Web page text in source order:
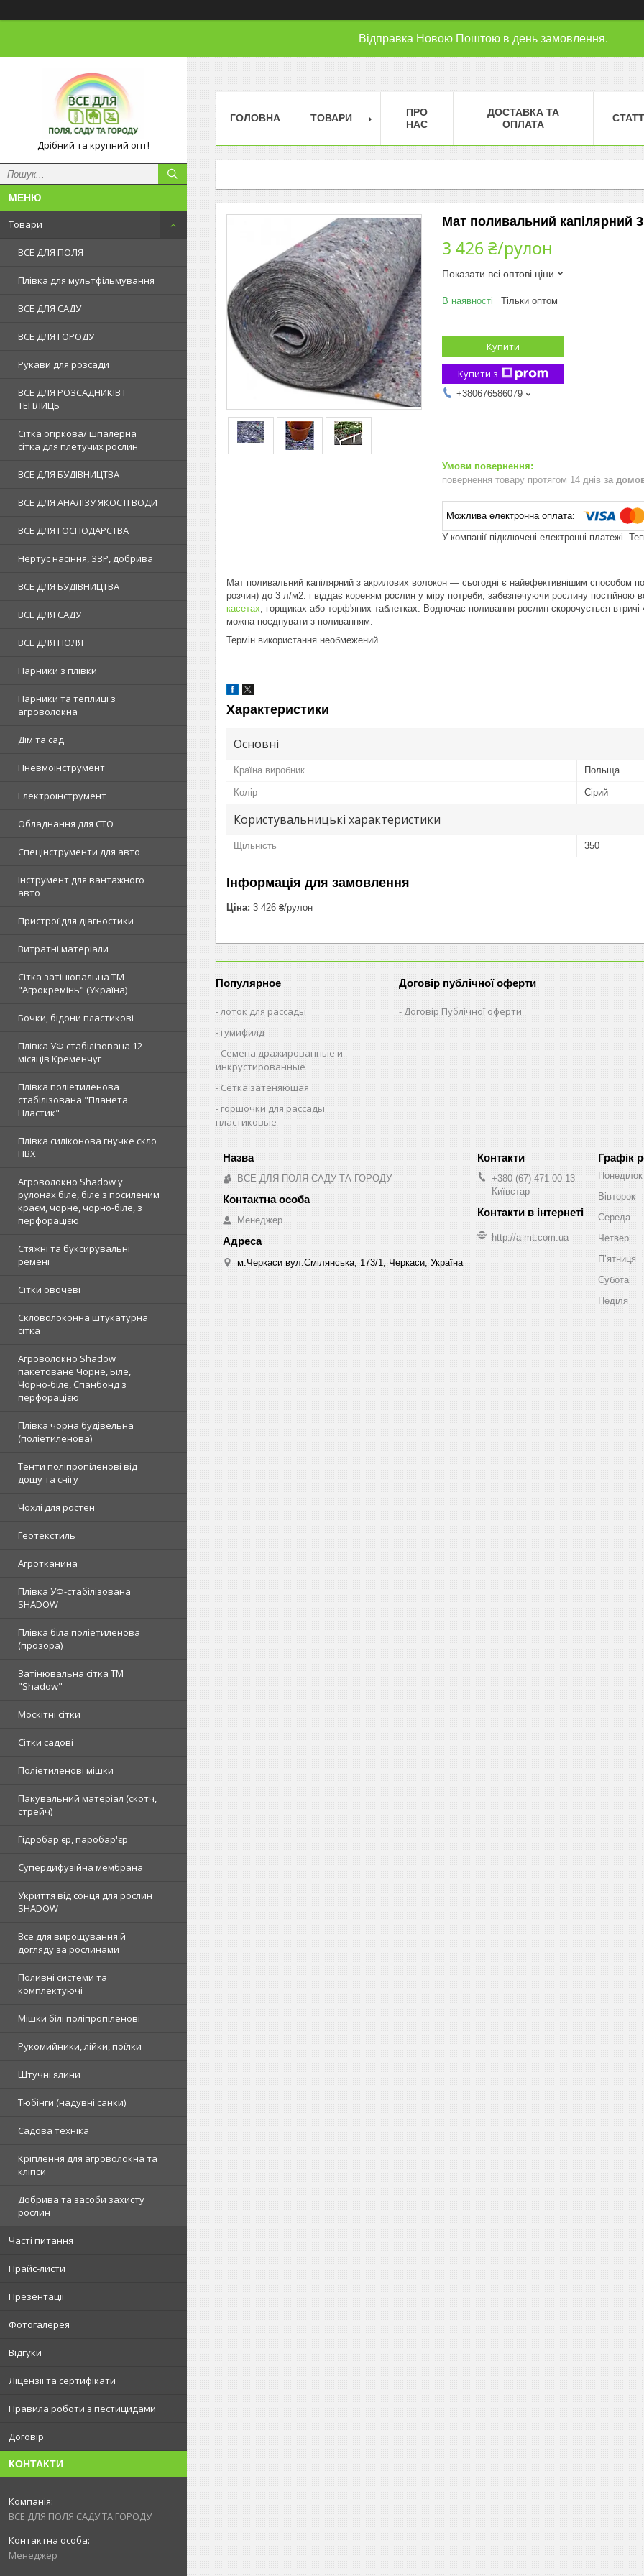
Відправка Новою Поштою в день замовлення.
Дрібний та крупний опт!
Товари
ВСЕ ДЛЯ ПОЛЯ
Плівка для мультфільмування
ВСЕ ДЛЯ САДУ
ВСЕ ДЛЯ ГОРОДУ
Рукави для розсади
ВСЕ ДЛЯ РОЗСАДНИКІВ І
ТЕПЛИЦЬ
Сітка огіркова/ шпалерна
сітка для плетучих рослин
ВСЕ ДЛЯ БУДІВНИЦТВА
ВСЕ ДЛЯ АНАЛІЗУ ЯКОСТІ ВОДИ
ВСЕ ДЛЯ ГОСПОДАРСТВА
Нертус насіння, ЗЗР, добрива
ВСЕ ДЛЯ БУДІВНИЦТВА
ВСЕ ДЛЯ САДУ
ВСЕ ДЛЯ ПОЛЯ
Парники з плівки
Парники та теплиці з
агроволокна
Дім та сад
Пневмоінструмент
Електроінструмент
Обладнання для СТО
Спецінструменти для авто
Інструмент для вантажного
авто
Пристрої для діагностики
Витратні матеріали
Сітка затінювальна ТМ
"Агрокремінь" (Україна)
Бочки, бідони пластикові
Плівка УФ стабілізована 12
місяців Кременчуг
Плівка поліетиленова
стабілізована "Планета
Пластик"
Плівка силіконова гнучке скло
ПВХ
Агроволокно Shadow у
рулонах біле, біле з посиленим
краєм, чорне, чорно-біле, з
перфорацією
Стяжні та буксирувальні
ремені
Сітки овочеві
Скловолоконна штукатурна
сітка
Агроволокно Shadow
пакетоване Чорне, Біле,
Чорно-біле, Спанбонд з
перфорацією
Плівка чорна будівельна
(поліетиленова)
Тенти поліпропіленові від
дощу та снігу
Чохлі для ростен
Геотекстиль
Агротканина
Плівка УФ-стабілізована
SHADOW
Плівка біла поліетиленова
(прозора)
Затінювальна сітка ТМ
"Shadow"
Москітні сітки
Сітки садові
Поліетиленові мішки
Пакувальний матеріал (скотч,
стрейч)
Гідробар'єр, паробар'єр
Супердифузійна мембрана
Укриття від сонця для рослин
SHADOW
Все для вирощування й
догляду за рослинами
Поливні системи та
комплектуючі
Мішки білі поліпропіленові
Рукомийники, лійки, поїлки
Штучні ялини
Тюбінги (надувні санки)
Садова техніка
Кріплення для агроволокна та
кліпси
Добрива та засоби захисту
рослин
Часті питання
Прайс-листи
Презентації
Фотогалерея
Відгуки
Ліцензії та сертифікати
Правила роботи з пестицидами
Договір
КОНТАКТИ
ВСЕ ДЛЯ ПОЛЯ САДУ ТА ГОРОДУ
Менеджер
ГОЛОВНА ТОВАРИ
ПРО
НАС
ДОСТАВКА ТА
ОПЛАТА
Мат поливальний капілярний
3 426 ₴/рулон
Показати всі оптові ціни
В наявності Тільки оптом
Купити
Купити з
+380676586079
повернення товару протягом 14 днів за
У компанії підключені електронні платежі.
Мат поливальний капілярний з акрилових волокон — сьогодні є найефективнішим способом
розчин) до 3 л/м2. і віддає кореням рослин у міру потреби, забезпечуючи рослину
касетах , горщиках або торф'яних таблетках. Водночас поливання рослин скорочується
можна поєднувати з поливанням.
Термін використання необмежений.
Характеристики
Основні
Країна виробник Польща
Колір Сірий
Користувальницькі характеристики
Щільність 350
Інформація для замовлення
Ціна: 3 426 ₴/рулон
Популярное
лоток для рассады
гумифилд
Семена дражированные и
инкрустированные
Сетка затеняющая
горшочки для рассады
пластиковые
Договір публічної оферти
Договір Публічної оферти
ВСЕ ДЛЯ ПОЛЯ САДУ ТА ГОРОДУ
Менеджер
м.Черкаси вул.Смілянська, 173/1, Черкаси, Україна
+380 (67) 471-00-13
Київстар
http://a-mt.com.ua
Графік
Понеділок
Вівторок
Середа
Четвер
Пʼятниця
Субота
Неділя